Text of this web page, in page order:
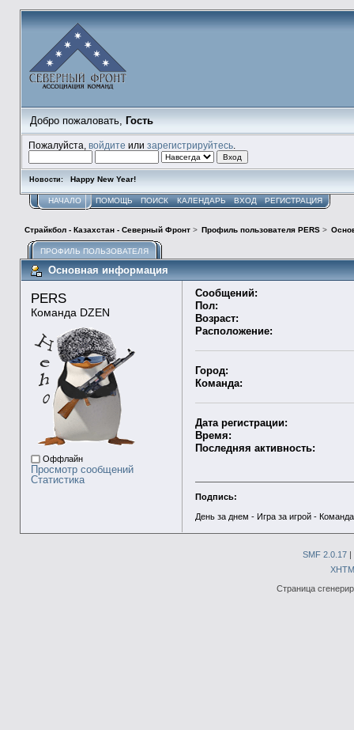
Добро пожаловать, Гость
Пожалуйста, войдите или зарегистрируйтесь.
Новости: Happy New Year!
НАЧАЛО ПОМОЩЬ ПОИСК КАЛЕНДАРЬ ВХОД РЕГИСТРАЦИЯ
Страйкбол - Казахстан - Северный Фронт> Профиль пользователя PERS >
ПРОФИЛЬ ПОЛЬЗОВАТЕЛЯ
Основная информация
PERS
Команда DZEN
Оффлайн
Просмотр сообщений
Статистика
Сообщений:
Пол:
Возраст:
Расположение:
Город:
Команда:
Дата регистрации:
Время:
Последняя активность:
Подпись:
День за днем - Игра за игрой -
SMF 2.0.17 |
Страница